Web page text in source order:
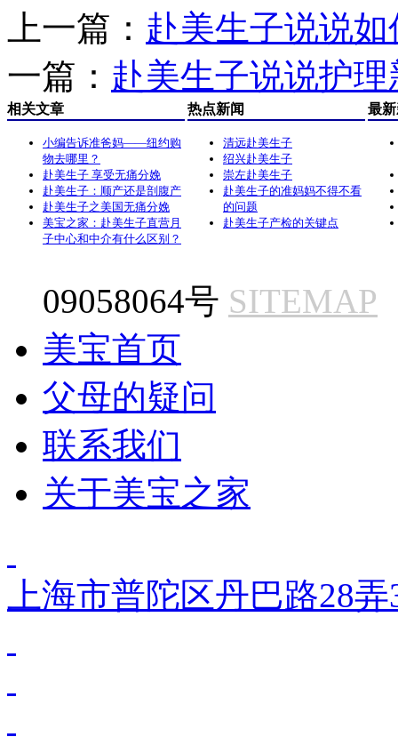
上一篇： 赴美生子说说
一篇： 赴美生子说说护
相关文章
小编告诉准爸妈——纽约购
物去哪里？
赴美生子 享受无痛分娩
赴美生子：顺产还是剖腹产
赴美生子之美国无痛分娩
美宝之家：赴美生子直营月
子中心和中介有什么区别？
热点新闻
清远赴美生子
绍兴赴美生子
崇左赴美生子
赴美生子的准妈妈不得不看
的问题
赴美生子产检的关键点
最
09058064号 SITEMAP
美宝首页
父母的疑问
联系我们
关于美宝之家
上海市普陀区丹巴路28